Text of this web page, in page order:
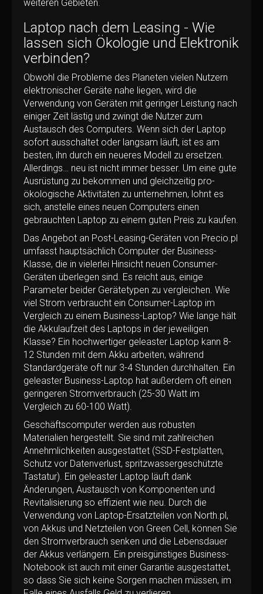
weiteren Gebieten.
Laptop nach dem Leasing - Wie
lassen sich Ökologie und Elektronik
verbinden?
Obwohl die Probleme des Planeten vielen Nutzern
elektronischer Geräte nahe liegen, wird die
Verwendung von Geräten mit geringer Leistung nach
einiger Zeit lästig und zwingt die Nutzer zum
Austausch des Computers. Wenn sich der Laptop
sofort ausschaltet oder langsam läuft, ist es am
besten, ihn durch ein neueres Modell zu ersetzen.
Allerdings… neu ist nicht immer besser. Um eine gute
Ausrüstung zu bekommen und gleichzeitig pro-
ökologische Aktivitäten zu unternehmen, lohnt es
sich, anstelle eines neuen Computers einen
gebrauchten Laptop zu einem guten Preis zu kaufen.
Das Angebot an Post-Leasing-Geräten von Precio.pl
umfasst hauptsächlich Computer der Business-
Klasse, die in vielerlei Hinsicht neuen Consumer-
Geräten überlegen sind. Es reicht aus, einige
Parameter beider Gerätetypen zu vergleichen. Wie
viel Strom verbraucht ein Consumer-Laptop im
Vergleich zu einem Business-Laptop? Wie lange hält
die Akkulaufzeit des Laptops in der jeweiligen
Klasse? Ein hochwertiger geleaster Laptop kann 8-
12 Stunden mit dem Akku arbeiten, während
Standardgeräte oft nur 3-4 Stunden durchhalten. Ein
geleaster Business-Laptop hat außerdem oft einen
geringeren Stromverbrauch (25-30 Watt im
Vergleich zu 60-100 Watt).
Geschäftscomputer werden aus robusten
Materialien hergestellt. Sie sind mit zahlreichen
Annehmlichkeiten ausgestattet (SSD-Festplatten,
Schutz vor Datenverlust, spritzwassergeschützte
Tastatur). Ein geleaster Laptop läuft dank
Änderungen, Austausch von Komponenten und
Revitalisierung so effizient wie neu. Durch die
Verwendung von Laptop-Ersatzteilen von North.pl,
von Akkus und Netzteilen von Green Cell, können Sie
den Stromverbrauch senken und die Lebensdauer
der Akkus verlängern. Ein preisgünstiges Business-
Notebook ist auch mit einer Garantie ausgestattet,
so dass Sie sich keine Sorgen machen müssen, im